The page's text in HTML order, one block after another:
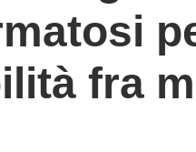
fra